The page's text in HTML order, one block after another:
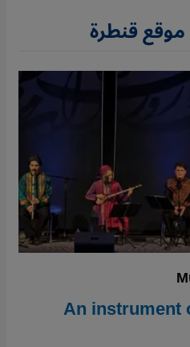
قنطرة
An instrument